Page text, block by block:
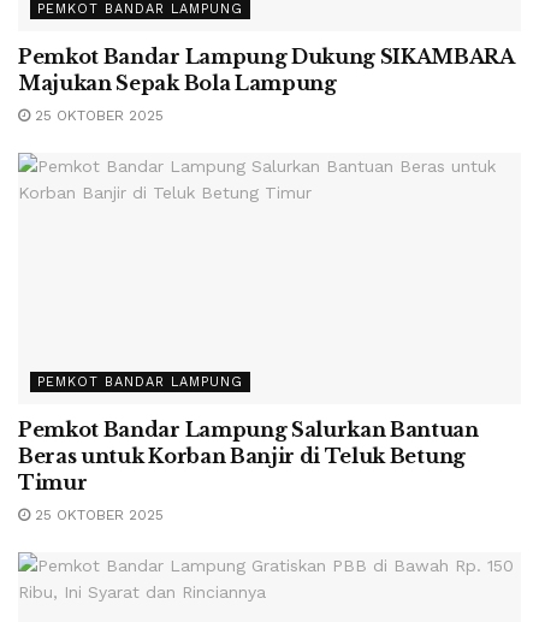
PEMKOT BANDAR LAMPUNG
Pemkot Bandar Lampung Dukung SIKAMBARA
Majukan Sepak Bola Lampung
25 OKTOBER 2025
PEMKOT BANDAR LAMPUNG
Pemkot Bandar Lampung Salurkan Bantuan
Beras untuk Korban Banjir di Teluk Betung
Timur
25 OKTOBER 2025